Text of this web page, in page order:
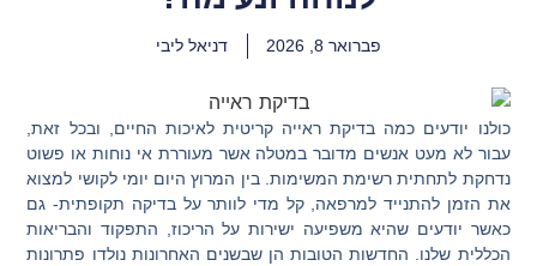
פברואר 8, 2026 דניאל ליבי
כולנו יודעים כמה בדיקת ראייה קריטית לאיכות החיים, ובכל זאת,
עבור לא מעט אנשים מדובר במטלה אשר מעוררת אי נוחות או פשוט
נדחקת לתחתית רשימת המשימות. בין המרוץ היום יומי לקושי למצוא
את הזמן להתנייד למרפאה, קל מדי לוותר על בדיקה תקופתית- גם
כאשר יודעים שהיא משפיעה ישירות על הריכוז, התפקוד והבריאות
הכללית שלנו. החדשות הטובות הן שבשנים האחרונות נולדו פתרונות